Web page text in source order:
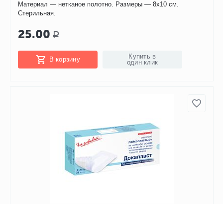
Материал — нетканое полотно. Размеры — 8х10 см.
Стерильная.
25.00 Р
В корзину
Купить в
один клик